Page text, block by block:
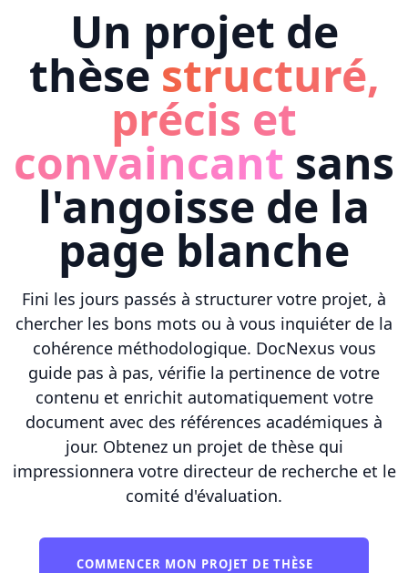
Un projet de
thèsestructuré,
précis et
convaincant sans
l'angoisse de la
page blanche
Fini les jours passés à structurer votre projet, à
chercher les bons mots ou à vous inquiéter de la
cohérence méthodologique. DocNexus vous
guide pas à pas, vérifie la pertinence de votre
contenu et enrichit automatiquement votre
document avec des références académiques à
jour. Obtenez un projet de thèse qui
impressionnera votre directeur de recherche et le
comité d'évaluation.
COMMENCER MON PROJET DE THÈSE